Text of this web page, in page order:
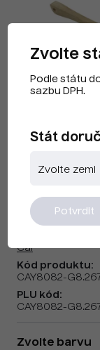
Cai
Cai
Kód produktu:
CAY8082-
PLU kód:
CAY8082-
Zvolte barvu
Zvolte
Podle státu
sazbu DPH.
Stát
Potvrdit